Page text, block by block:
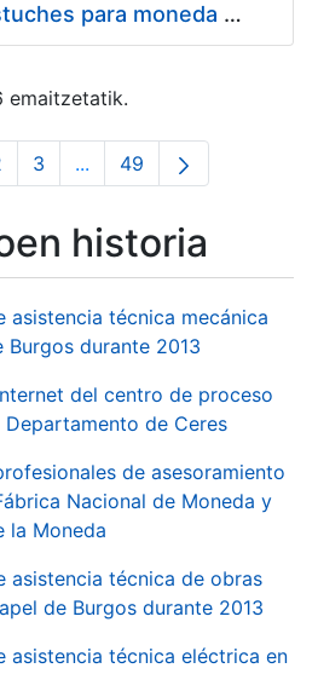
Suministro de estuches para moneda de 30 €
emaitzetatik.
Orrialdea
3 ...Intermediate Pages Use
Orrialdea
49
historia
asistencia técnica mecánica
Burgos durante 2013
del centro de proceso
de Ceres
de asesoramiento
Nacional de Moneda y
la Moneda
asistencia técnica de obras
de Burgos durante 2013
asistencia técnica eléctrica en